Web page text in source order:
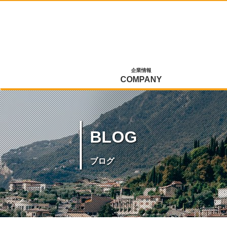
企業情報
COMPANY
BLOG
ブログ